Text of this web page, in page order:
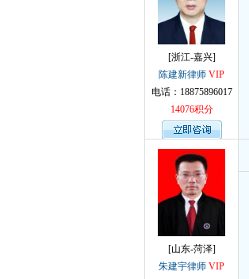
[浙江-嘉兴]
陈建新律师 VIP
电话：18875896017
14076积分
[山东-菏泽]
朱建宇律师 VIP